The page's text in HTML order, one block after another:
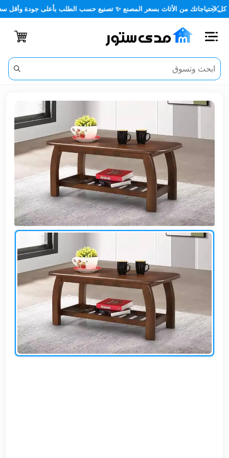
من الأثاث بسعر المصنع ✨ تصنيع حسب الطلب بأعلى جودة وأقل سعر
اغلاق
الفئات
الحساب
مكتبي
منزلي
أثاث
خارجي
وشواطئ
كافيهات
ومطاعم
وفنادق
حواجز
مرورية
خزانات